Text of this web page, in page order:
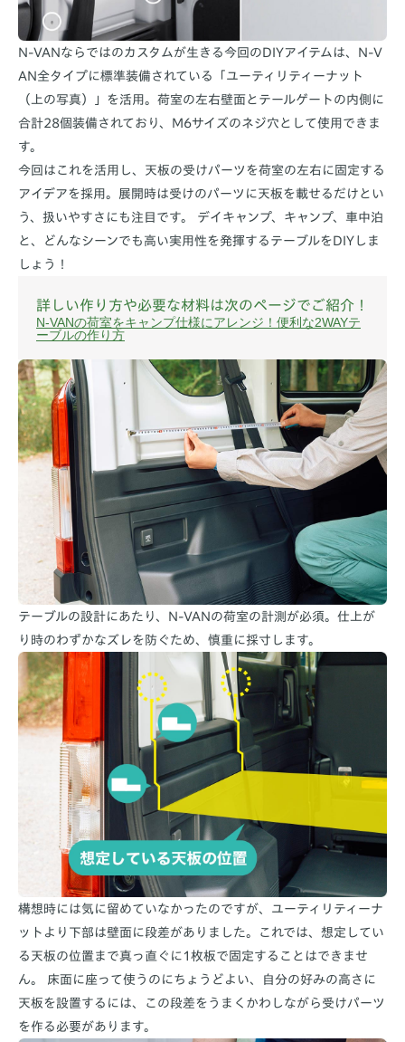
N-VANならではのカスタムが生きる今回のDIYアイテムは、N-V
AN全タイプに標準装備されている「ユーティリティーナット
（上の写真）」を活用。荷室の左右壁面とテールゲートの内側に
合計28個装備されており、M6サイズのネジ穴として使用できま
す。
今回はこれを活用し、天板の受けパーツを荷室の左右に固定する
アイデアを採用。展開時は受けのパーツに天板を載せるだけとい
う、扱いやすさにも注目です。 デイキャンプ、キャンプ、車中泊
と、どんなシーンでも高い実用性を発揮するテーブルをDIYしま
しょう！
詳しい作り方や必要な材料は次のページでご紹介！
N-VANの荷室をキャンプ仕様にアレンジ！便利な2WAYテ
ーブルの作り方
テーブルの設計にあたり、N-VANの荷室の計測が必須。仕上が
り時のわずかなズレを防ぐため、慎重に採寸します。
構想時には気に留めていなかったのですが、ユーティリティーナ
ットより下部は壁面に段差がありました。これでは、想定してい
る天板の位置まで真っ直ぐに1枚板で固定することはできませ
ん。 床面に座って使うのにちょうどよい、自分の好みの高さに
天板を設置するには、この段差をうまくかわしながら受けパーツ
を作る必要があります。